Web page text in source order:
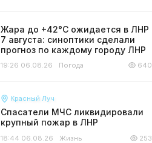
Жара до +42°С ожидается в ЛНР
7 августа: синоптики сделали
прогноз по каждому городу ЛНР
19:26 06.08.26 Погода 640
Красный Луч
Спасатели МЧС ликвидировали
крупный пожар в ЛНР
18:44 06.08.26 Жизнь 253